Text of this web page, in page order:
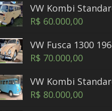
VW Kombi
R$ 60.000,00
VW Fusca 1300
R$ 70.000,00
VW Kombi
R$ 80.000,00